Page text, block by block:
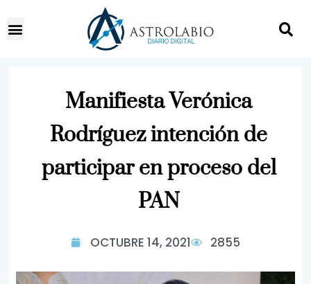
Manifiesta Verónica
Rodríguez intención de
participar en proceso del
PAN
OCTUBRE 14, 2021 2855